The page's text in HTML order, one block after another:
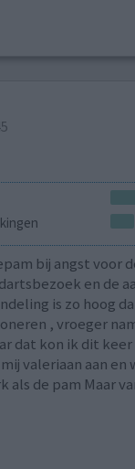
bij angst voor
en de
is zo hoog
, vroeger
dat kon ik dit
valeriaan aan
als de pam Maar